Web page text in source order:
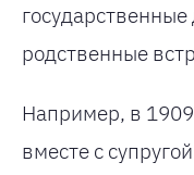
родственные
Например, в
вместе с